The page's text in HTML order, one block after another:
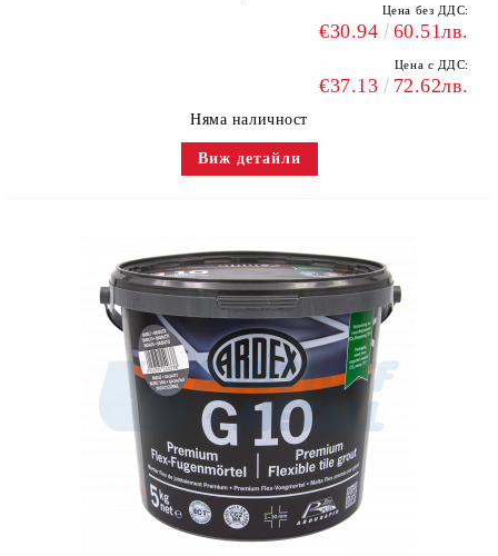
Цена без ДДС:
€30.94 60.51лв.
Цена с ДДС:
€37.13 72.62лв.
Няма наличност
Виж детайли